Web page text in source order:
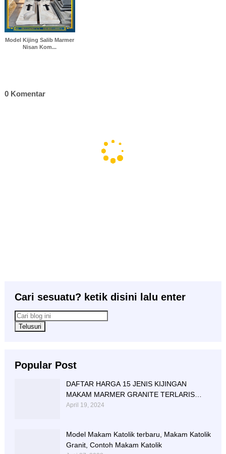
Model Kijing Salib Marmer
Nisan Kom...
0 Komentar
Cari sesuatu? ketik disini lalu enter
Popular Post
DAFTAR HARGA 15 JENIS KIJINGAN
MAKAM MARMER GRANITE TERLARIS
BERIKUT NISAN NYA
April 19, 2024
Model Makam Katolik terbaru, Makam Katolik
Granit, Contoh Makam Katolik